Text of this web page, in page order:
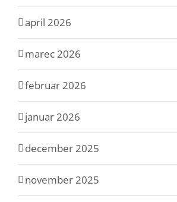
april 2026
marec 2026
februar 2026
januar 2026
december 2025
november 2025